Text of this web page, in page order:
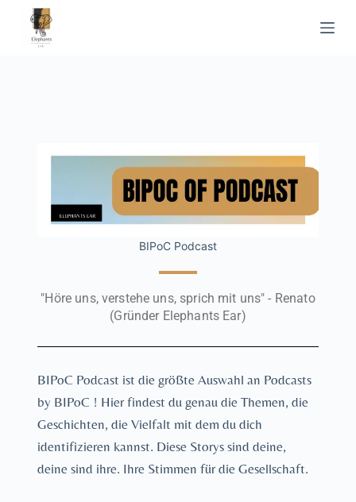
BIPoC Podcast
"Höre uns, verstehe uns, sprich mit uns" - Renato
(Gründer Elephants Ear)
BIPoC Podcast ist die größte Auswahl an Podcasts
by BIPoC ! Hier findest du genau die Themen, die
Geschichten, die Vielfalt mit dem du dich
identifizieren kannst. Diese Storys sind deine,
deine sind ihre. Ihre Stimmen für die Gesellschaft.